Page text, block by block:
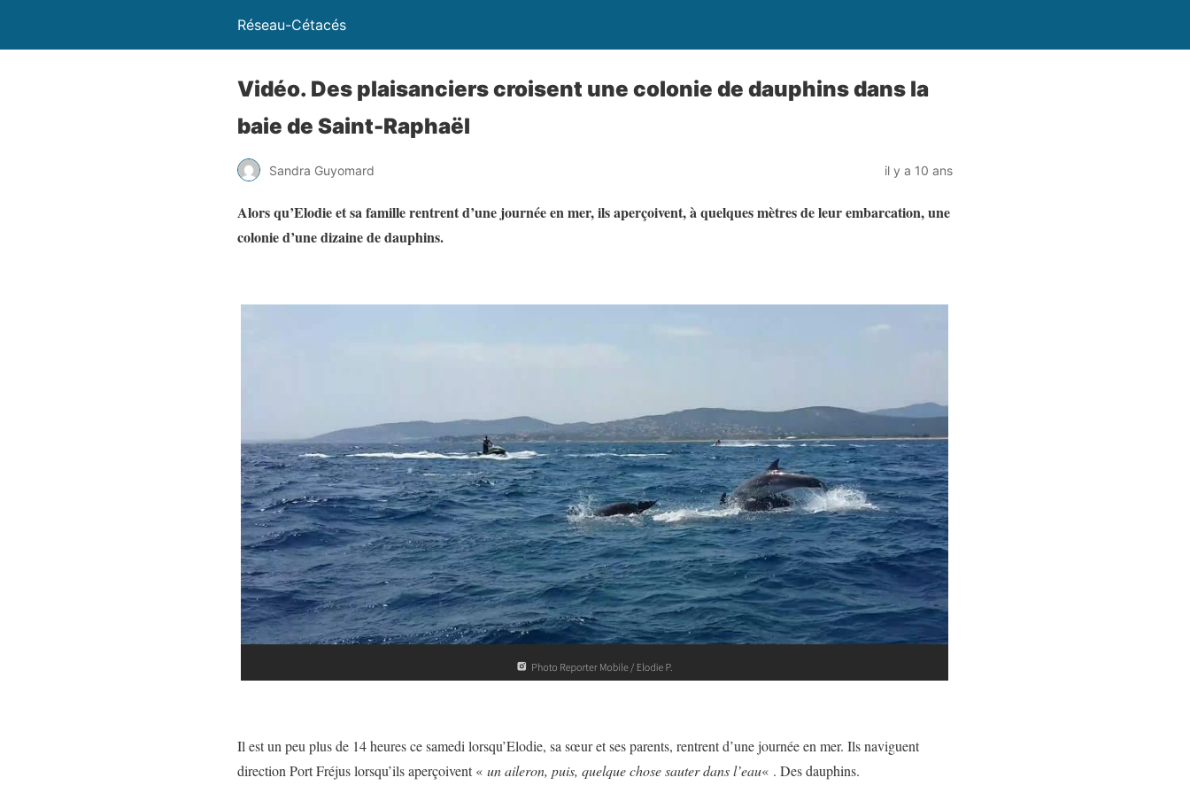
Réseau-Cétacés
Vidéo. Des plaisanciers croisent une colonie de dauphins dans la
baie de Saint-Raphaël
Sandra Guyomard il y a 10 ans
Alors qu’Elodie et sa famille rentrent d’une journée en mer, ils aperçoivent, à quelques mètres de leur embarcation, une
colonie d’une dizaine de dauphins.
Il est un peu plus de 14 heures ce samedi lorsqu’Elodie, sa sœur et ses parents, rentrent d’une journée en mer. Ils naviguent
direction Port Fréjus lorsqu’ils aperçoivent « un aileron, puis, quelque chose sauter dans l’eau« . Des dauphins.